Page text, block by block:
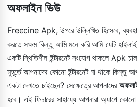
অফলাইন ভিউ
Freecine Apk, উপরে উল্লিখিত হিসেবে,
করতে সক্ষম কিন্তু আমি মনে করি আমি যেটি
একটি স্থিতিশীল ইন্টারনেট সংযোগ থাকলে Apk
মুহূর্তে আপনাদের কোনো ইন্টারনেট না থাকে কিন্তু
একটা দেখতে চাইছেন? সেক্ষেত্রে আপনাদের
হবে। এই ফিচারের সাহায্যে আপনারা অ্যাপে কোনো